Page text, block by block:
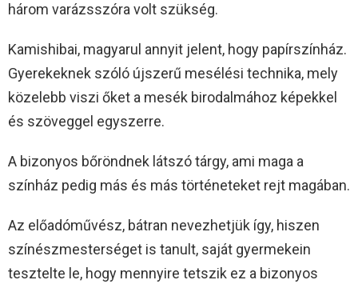
három varázsszóra volt szükség.
Kamishibai, magyarul annyit jelent, hogy papírszínház.
Gyerekeknek szóló újszerű mesélési technika, mely
közelebb viszi őket a mesék birodalmához képekkel
és szöveggel egyszerre.
A bizonyos bőröndnek látszó tárgy, ami maga a
színház pedig más és más történeteket rejt magában.
Az előadóművész, bátran nevezhetjük így, hiszen
színészmesterséget is tanult, saját gyermekein
tesztelte le, hogy mennyire tetszik ez a bizonyos